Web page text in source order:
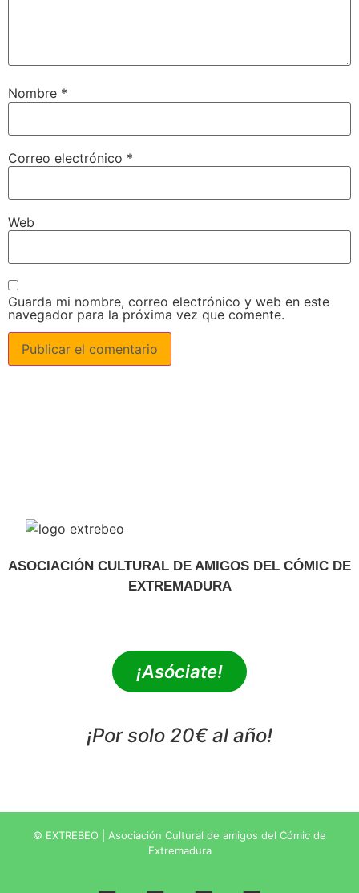
Nombre *
Correo electrónico *
Web
Guarda mi nombre, correo electrónico y web en este
navegador para la próxima vez que comente.
ASOCIACIÓN CULTURAL DE AMIGOS DEL CÓMIC DE
EXTREMADURA
¡Asóciate!
¡Por solo 20€ al año!
© EXTREBEO | Asociación Cultural de amigos del Cómic de
Extremadura